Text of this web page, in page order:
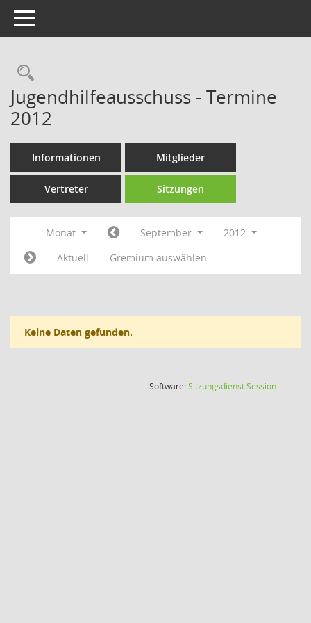
Toggle navigation
Rechercheauswahl
Jugendhilfeausschuss - Termine
2012
Informationen Mitglieder
Vertreter Sitzungen
Monat September
2012
Aktuell
Gremium auswählen
Keine Daten gefunden.
Software:SitzungsdienstSession(Wird in